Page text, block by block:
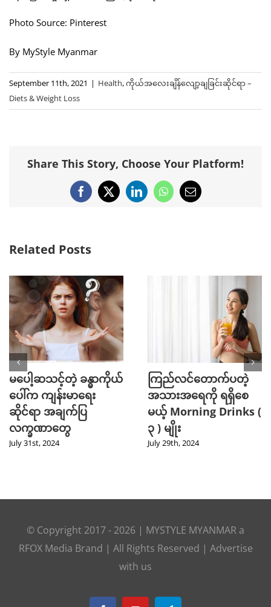
Photo Source: Pinterest
By MyStyle Myanmar
September 11th, 2021 | Health,ကိုယ်အလေးချိန်လျော့ချခြင်းဆိုင်ရာ –
Diets & Weight Loss
Share This Story, Choose Your Platform!
Facebook
X LinkedInWhatsApp
Email
Related Posts
စိတ်ဖိစီးမှုကြောင့်
ဆံပင်ကျွတ်တဲ့ ပြဿနာ
အတွက် နည်းလမ်းလေး
တွေ
July 26th, 2024
Workout ကစားပြီးတိုင်း
စားသင့်တဲ့ အစားအစာ ၄
မျိုး
July 26th, 2024
© Copyright 2017 - 2026 | MYSTYLE MYANMAR a
RFOX Media Brand | All Rights Reserved | Advertise
with us